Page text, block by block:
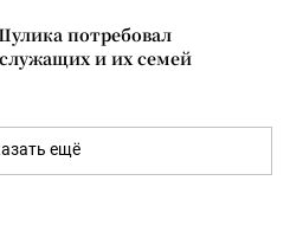
потребовал
и их семей
ещё